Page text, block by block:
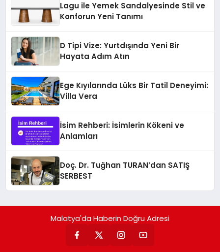
Lagu ile Yemek Sandalyesinde Stil ve
Konforun Yeni Tanımı
D Tipi Vize: Yurtdışında Yeni Bir
Hayata Adım Atın
Ege Kıyılarında Lüks Bir Tatil Deneyimi:
Villa Vera
İsim Rehberi: İsimlerin Kökeni ve
Anlamları
Doç. Dr. Tuğhan TURAN’dan SATIŞ
SERBEST
Malatya'da Haberin Doğru Adresi